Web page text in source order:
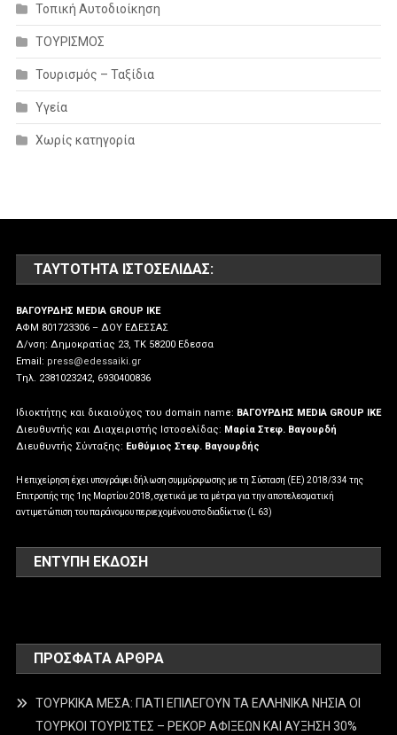
Τοπική Αυτοδιοίκηση
ΤΟΥΡΙΣΜΟΣ
Τουρισμός – Ταξίδια
Υγεία
Χωρίς κατηγορία
ΤΑΥΤΌΤΗΤΑ ΙΣΤΟΣΕΛΊΔΑΣ:
ΒΑΓΟΥΡΔΗΣ MEDIA GROUP IKE
ΑΦΜ 801723306 – ΔΟΥ ΕΔΕΣΣΑΣ
Δ/νση: Δημοκρατίας 23, ΤΚ 58200 Εδεσσα
Email: press@edessaiki.gr
Tηλ. 2381023242, 6930400836
Ιδιοκτήτης και δικαιούχος του domain name: ΒΑΓΟΥΡΔΗΣ MEDIA GROUP IKE
Διευθυντής και Διαχειριστής Ιστοσελίδας: Μαρία Στεφ. Βαγουρδή
Διευθυντής Σύνταξης: Ευθύμιος Στεφ. Βαγουρδής
Η επιχείρηση έχει υπογράψει δήλωση συμμόρφωσης με τη Σύσταση (ΕΕ) 2018/334 της
Επιτροπής της 1ης Μαρτίου 2018, σχετικά με τα μέτρα για την αποτελεσματική
αντιμετώπιση του παράνομου περιεχομένου στο διαδίκτυο (L 63)
ΕΝΤΥΠΗ ΕΚΔΟΣΗ
ΠΡΌΣΦΑΤΑ ΆΡΘΡΑ
ΤΟΥΡΚΙΚΑ ΜΕΣΑ: ΓΙΑΤΙ ΕΠΙΛΕΓΟΥΝ ΤΑ ΕΛΛΗΝΙΚΑ ΝΗΣΙΑ ΟΙ
ΤΟΥΡΚΟΙ ΤΟΥΡΙΣΤΕΣ – ΡΕΚΟΡ ΑΦΙΞΕΩΝ ΚΑΙ ΑΥΞΗΣΗ 30%